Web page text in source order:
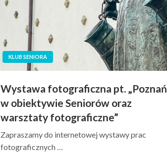
KLUB SENIORA
Wystawa fotograficzna pt. „Poznań
w obiektywie Seniorów oraz
warsztaty fotograficzne”
Zapraszamy do internetowej wystawy prac
fotograficznych …